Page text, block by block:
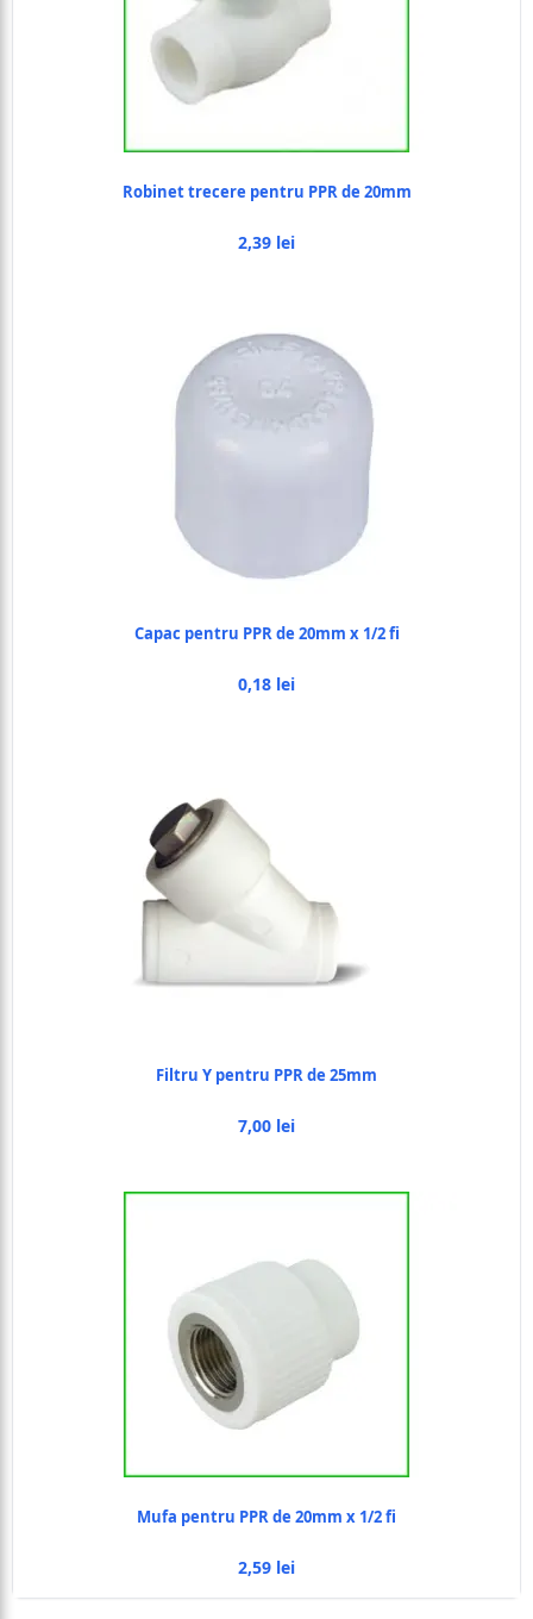
Robinet trecere pentru PPR de 20mm
2,39 lei
Capac pentru PPR de 20mm x 1/2 fi
0,18 lei
Filtru Y pentru PPR de 25mm
7,00 lei
Mufa pentru PPR de 20mm x 1/2 fi
2,59 lei